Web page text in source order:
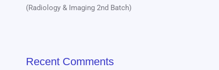
(Radiology & Imaging 2nd Batch)
Recent Comments